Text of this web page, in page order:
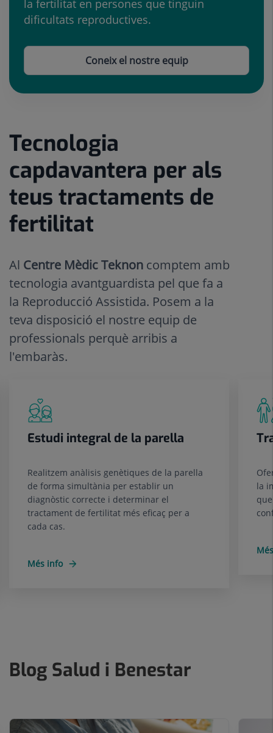
la fertilitat en persones que tinguin
dificultats reproductives.
Coneix el nostre equip
Tecnologia
capdavantera per als
teus tractaments de
fertilitat
Al Centre Mèdic Teknon comptem amb
tecnologia avantguardista pel que fa a
la Reproducció Assistida. Posem a la
teva disposició el nostre equip de
professionals perquè arribis a
l'embaràs.
Nombre
de
controls
lliscants:
5
Estudi integral de la parella
Realitzem anàlisis genètiques de la parella
de forma simultània per establir un
diagnòstic correcte i determinar el
tractament de fertilitat més eficaç per a
cada cas.
Més info
la
Control
lliscant
1
5
Blog Salud i Benestar
Nombre